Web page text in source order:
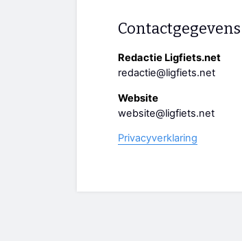
Contactgegevens
Redactie Ligfiets.net
redactie@ligfiets.net
Website
website@ligfiets.net
Privacyverklaring